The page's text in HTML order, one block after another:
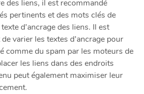
des liens, il est recommandé
pertinents et des mots clés de
d’ancrage des liens. Il est
varier les textes d’ancrage pour
comme du spam par les moteurs de
les liens dans des endroits
peut également maximiser leur